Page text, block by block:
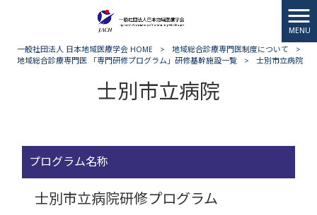
MENU
一般社団法人 日本地域医療学会 HOME > 地域総合診療専門医制度について
>
地域総合診療専門医 「専門研修プログラム」研修基幹施設一覧
> 士別市立病院
士別市立病院
プログラム名称
士別市立病院研修プログラム